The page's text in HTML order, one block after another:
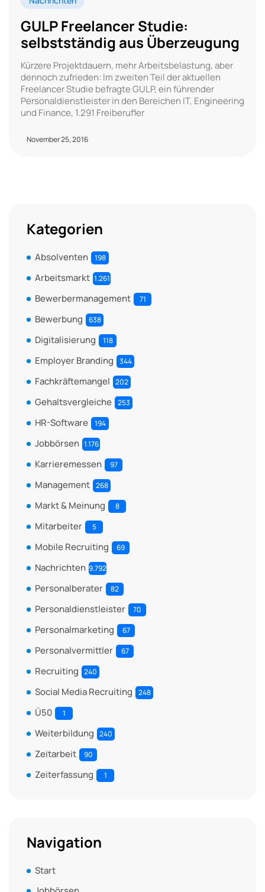
GULP Freelancer Studie:
selbstständig aus Überzeugung
Kürzere Projektdauern, mehr Arbeitsbelastung, aber
dennoch zufrieden: Im zweiten Teil der aktuellen
Freelancer Studie befragte GULP, ein führender
Personaldienstleister in den Bereichen IT, Engineering
und Finance, 1.291 Freiberufler
November 25, 2016
Kategorien
Absolventen 198
Arbeitsmarkt 1.261
Bewerbermanagement 71
Bewerbung 638
Digitalisierung 118
Employer Branding 344
Fachkräftemangel 202
Gehaltsvergleiche 253
HR-Software 194
Jobbörsen 1.176
Karrieremessen 97
Management 268
Markt & Meinung 8
Mitarbeiter 5
Mobile Recruiting 69
Nachrichten 9.792
Personalberater 82
Personaldienstleister 70
Personalmarketing 67
Personalvermittler 67
Recruiting 240
Social Media Recruiting 248
Ü50 1
Weiterbildung 240
Zeitarbeit 90
Zeiterfassung 1
Navigation
Start